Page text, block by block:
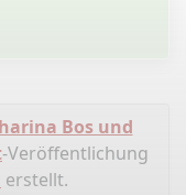
Bos und
-Veröffentlichung
erstellt.